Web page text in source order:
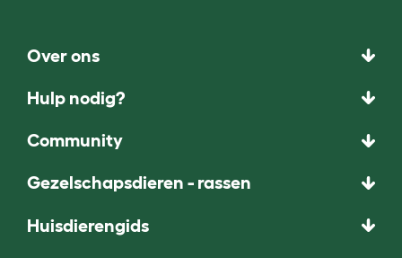
Over ons
Hulp nodig?
Community
Gezelschapsdieren - rassen
Huisdierengids